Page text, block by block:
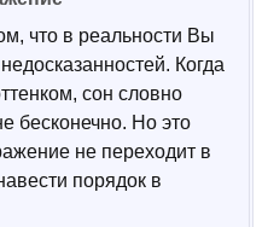
что в реальности Вы
Когда
сон словно
бесконечно. Но это
не переходит в
порядок в